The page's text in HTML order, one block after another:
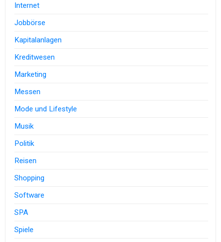
Internet
Jobbörse
Kapitalanlagen
Kreditwesen
Marketing
Messen
Mode und Lifestyle
Musik
Politik
Reisen
Shopping
Software
SPA
Spiele